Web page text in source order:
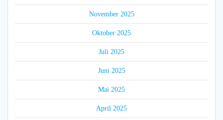
November 2025
Oktober 2025
Juli 2025
Juni 2025
Mai 2025
April 2025